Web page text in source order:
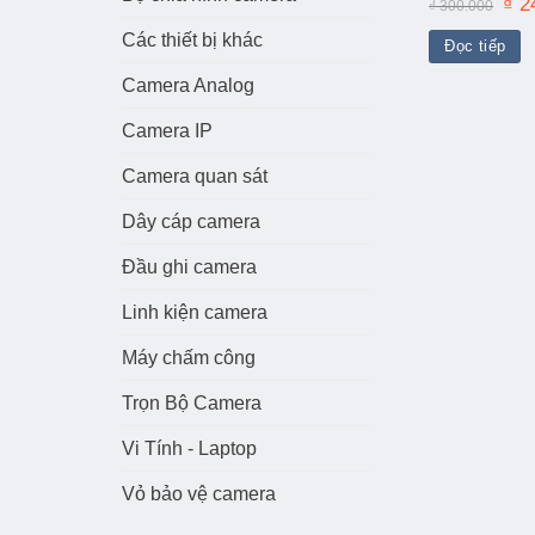
Các thiết bị khác
Camera Analog
Camera IP
Camera quan sát
Dây cáp camera
Đầu ghi camera
Linh kiện camera
Máy chấm công
Trọn Bộ Camera
Vi Tính - Laptop
Vỏ bảo vệ camera
₫300.000
là:
₫
Đọc tiếp